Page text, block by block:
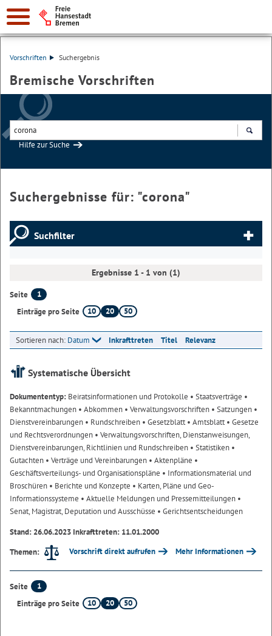
Vorschriften Suchergebnis
Bremische Vorschriften
Hilfe zur Suche
Suchergebnisse für: "corona"
Suchfilter
Ergebnisse 1 - 1 von (1)
Seite
1
Einträge pro Seite
10 20 50
Sortieren nach: Datum Inkrafttreten Titel Relevanz
Systematische Übersicht
Dokumententyp: Beiratsinformationen und Protokolle • Staatsverträge •
Bekanntmachungen • Abkommen • Verwaltungsvorschriften • Satzungen •
Dienstvereinbarungen • Rundschreiben • Gesetzblatt• Amtsblatt• Gesetze
und Rechtsverordnungen • Verwaltungsvorschriften, Dienstanweisungen,
Dienstvereinbarungen, Richtlinien und Rundschreiben • Statistiken •
Gutachten • Verträge und Vereinbarungen • Aktenpläne •
Geschäftsverteilungs- und Organisationspläne • Informationsmaterial und
Broschüren • Berichte und Konzepte • Karten, Pläne und Geo-
Informationssysteme • Aktuelle Meldungen und Pressemitteilungen •
Senat, Magistrat, Deputation und Ausschüsse • Gerichtsentscheidungen
Stand: 26.06.2023 Inkrafttreten: 11.01.2000
Themen:
Vorschrift direkt aufrufen Mehr Informationen
Seite
1
Einträge pro Seite
10 20 50